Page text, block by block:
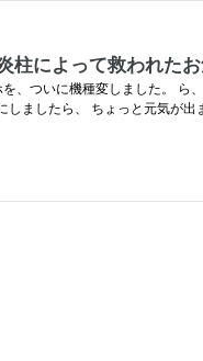
柱によって救われた
ついに機種変しました。 ら
しましたら、 ちょっと元気が出